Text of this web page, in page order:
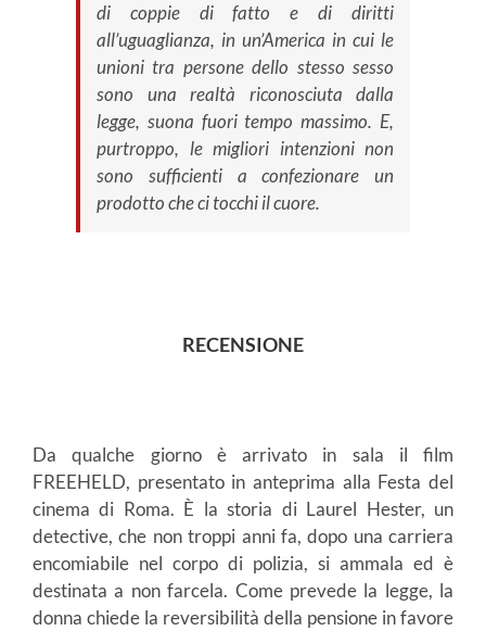
di coppie di fatto e di diritti
all’uguaglianza, in un’America in cui le
unioni tra persone dello stesso sesso
sono una realtà riconosciuta dalla
legge, suona fuori tempo massimo. E,
purtroppo, le migliori intenzioni non
sono sufficienti a confezionare un
prodotto che ci tocchi il cuore.
RECENSIONE
Da qualche giorno è arrivato in sala il film
FREEHELD, presentato in anteprima alla Festa del
cinema di Roma. È la storia di Laurel Hester, un
detective, che non troppi anni fa, dopo una carriera
encomiabile nel corpo di polizia, si ammala ed è
destinata a non farcela. Come prevede la legge, la
donna chiede la reversibilità della pensione in favore